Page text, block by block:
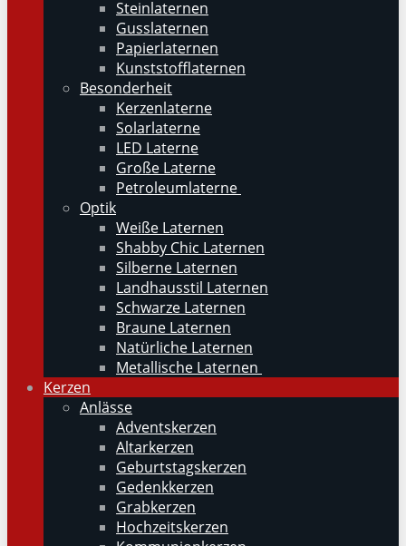
Steinlaternen
Gusslaternen
Papierlaternen
Kunststofflaternen
Besonderheit
Kerzenlaterne
Solarlaterne
LED Laterne
Große Laterne
Petroleumlaterne
Optik
Weiße Laternen
Shabby Chic Laternen
Silberne Laternen
Landhausstil Laternen
Schwarze Laternen
Braune Laternen
Natürliche Laternen
Metallische Laternen
Kerzen
Anlässe
Adventskerzen
Altarkerzen
Geburtstagskerzen
Gedenkkerzen
Grabkerzen
Hochzeitskerzen